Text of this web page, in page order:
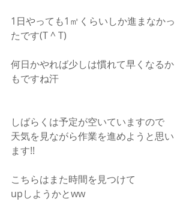
1日やっても1㎡くらいしか進まなかっ
たです(T ^ T)
何日かやれば少しは慣れて早くなるか
もですね汗
しばらくは予定が空いていますので
天気を見ながら作業を進めようと思い
ます!!
こちらはまた時間を見つけて
upしようかとww